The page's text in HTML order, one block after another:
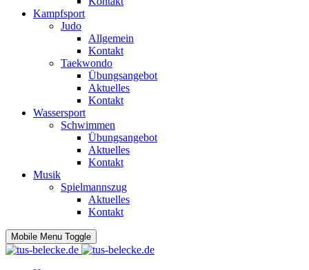
Kampfsport
Judo
Allgemein
Kontakt
Taekwondo
Übungsangebot
Aktuelles
Kontakt
Wassersport
Schwimmen
Übungsangebot
Aktuelles
Kontakt
Musik
Spielmannszug
Aktuelles
Kontakt
Mobile Menu Toggle